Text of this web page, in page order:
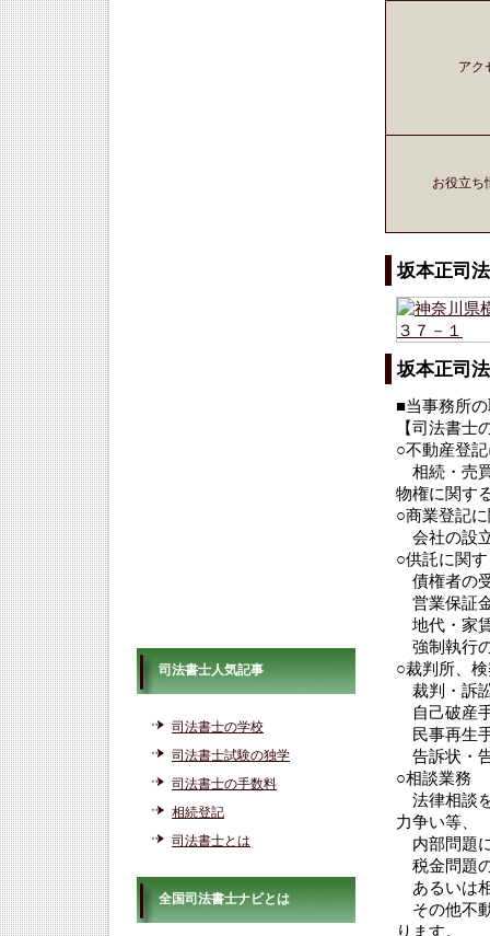
アク
お役立ち
坂本正司
坂本正司
■当事務所
【司法書士
○不動産登
相続・売
物権に関す
○商業登記
会社の設
○供託に関
債権者の
営業保証
地代・家
強制執行
○裁判所、
裁判・訴
自己破産
民事再生
告訴状・
○相談業務
法律相談
力争い等、
内部問題
税金問題
あるいは
その他不
ります。
司法書士人気記事
司法書士の学校
司法書士試験の独学
司法書士の手数料
相続登記
司法書士とは
全国司法書士ナビとは